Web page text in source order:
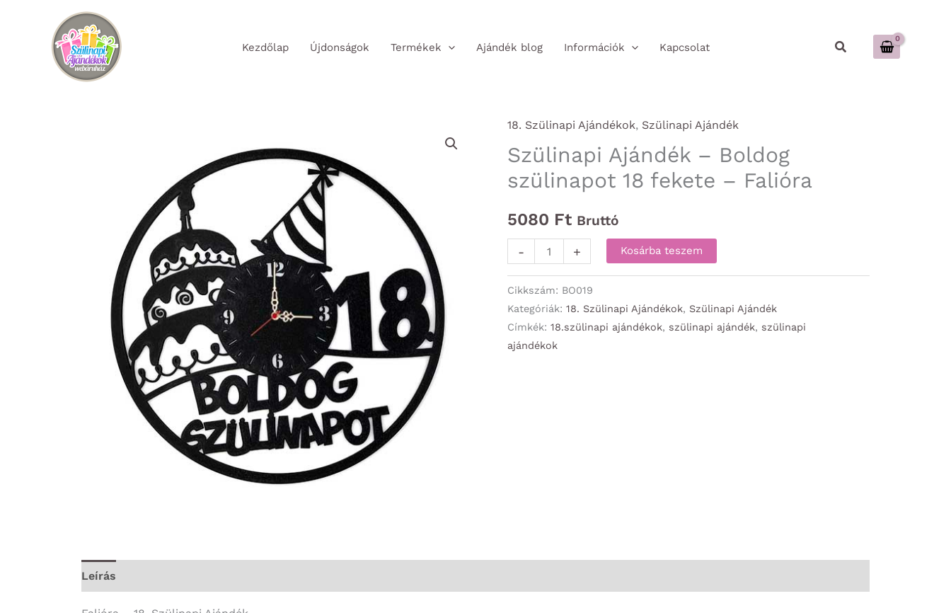
Kezdőlap Újdonságok Termékek Ajándék blog Információk Kapcsolat Keresés
18. Szülinapi Ajándékok, Szülinapi Ajándék
Szülinapi Ajándék – Boldog
szülinapot 18 fekete – Falióra
5080 Ft Bruttó
-
Szülinapi
-
Boldog
szülinapot
18
+ Kosárba teszem
Cikkszám: BO019
Kategóriák: 18. Szülinapi Ajándékok, Szülinapi Ajándék
Címkék: 18.szülinapi ajándékok, szülinapi ajándék, szülinapi
ajándékok
Leírás